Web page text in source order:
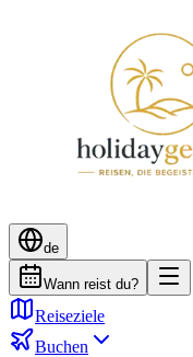
de
Wann reist du?
Reiseziele
Buchen